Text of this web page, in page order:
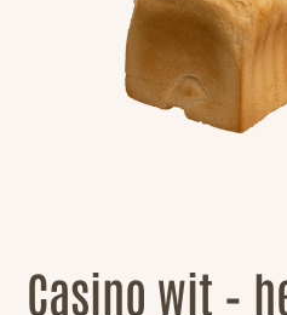
Casino wit –